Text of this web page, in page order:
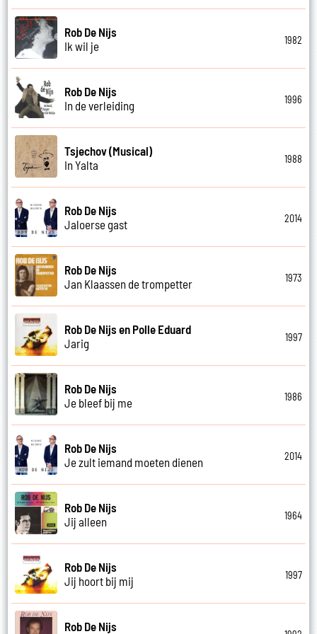
Rob De Nijs
Ik wil je
1982
Rob De Nijs
In de verleiding
1996
Tsjechov (Musical)
In Yalta
1988
Rob De Nijs
Jaloerse gast
2014
Rob De Nijs
Jan Klaassen de trompetter
1973
Rob De Nijs en Polle Eduard
Jarig
1997
Rob De Nijs
Je bleef bij me
1986
Rob De Nijs
Je zult iemand moeten dienen
2014
Rob De Nijs
Jij alleen
1964
Rob De Nijs
Jij hoort bij mij
1997
Rob De Nijs